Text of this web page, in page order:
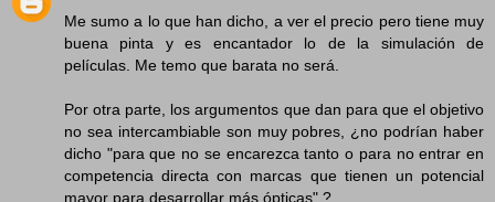
Me sumo a lo que han dicho, a ver el precio pero tiene muy
buena pinta y es encantador lo de la simulación de
películas. Me temo que barata no será.
Por otra parte, los argumentos que dan para que el objetivo
no sea intercambiable son muy pobres, ¿no podrían haber
dicho "para que no se encarezca tanto o para no entrar en
competencia directa con marcas que tienen un potencial
mayor para desarrollar más ópticas" ?